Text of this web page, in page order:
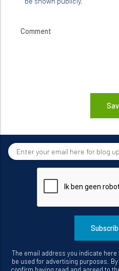
Enter
your
The email address you indicate
be used for advertising purposes.